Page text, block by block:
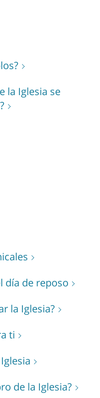
la Iglesia se
día de reposo
la Iglesia?
ti
de la Iglesia?